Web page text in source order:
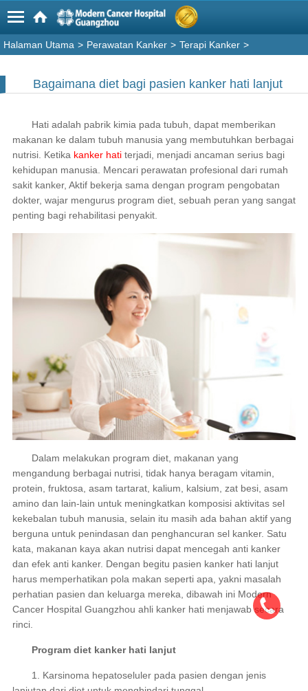
Halaman Utama > Perawatan Kanker > Terapi Kanker >
Bagaimana diet bagi pasien kanker hati lanjut
Hati adalah pabrik kimia pada tubuh, dapat memberikan
makanan ke dalam tubuh manusia yang membutuhkan berbagai
nutrisi. Ketika kanker hatiterjadi, menjadi ancaman serius bagi
kehidupan manusia. Mencari perawatan profesional dari rumah
sakit kanker, Aktif bekerja sama dengan program pengobatan
dokter, wajar mengurus program diet, sebuah peran yang sangat
penting bagi rehabilitasi penyakit.
Dalam melakukan program diet, makanan yang
mengandung berbagai nutrisi, tidak hanya beragam vitamin,
protein, fruktosa, asam tartarat, kalium, kalsium, zat besi, asam
amino dan lain-lain untuk meningkatkan komposisi aktivitas sel
kekebalan tubuh manusia, selain itu masih ada bahan aktif yang
berguna untuk penindasan dan penghancuran sel kanker. Satu
kata, makanan kaya akan nutrisi dapat mencegah anti kanker
dan efek anti kanker. Dengan begitu pasien kanker hati lanjut
harus memperhatikan pola makan seperti apa, yakni masalah
perhatian pasien dan keluarga mereka, dibawah ini Modern
Cancer Hospital Guangzhou ahli kanker hati menjawab secara
rinci.
Program diet kanker hati lanjut
1. Karsinoma hepatoseluler pada pasien dengan jenis